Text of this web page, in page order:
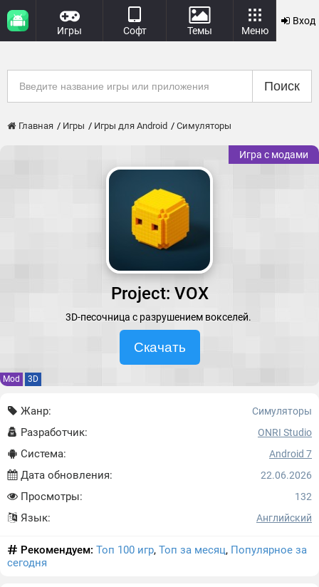
Игры Софт Темы Меню
Вход
Поиск
Главная Игры Игры для Android Симуляторы
Игра с модами
Project: VOX
3D-песочница с разрушением вокселей.
Скачать
Mod 3D
Жанр: Симуляторы
Разработчик: ONRI Studio
Система: Android 7
Дата обновления: 22.06.2026
Просмотры: 132
Язык: Английский
Рекомендуем: Топ 100 игр, Топ за месяц, Популярное за
сегодня